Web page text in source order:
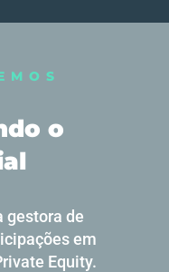
o
gestora de
em
Equity.